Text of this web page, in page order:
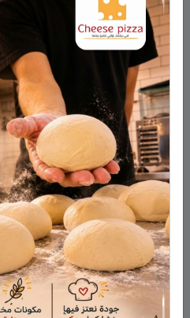
التحصينات على طول الحدود
وفاة المأسوف على شبابه
شمس
وفاة السيدة أم صالح
حين لا تكون المشكلة في
التّعلّم والوعي ولغة المعلّم
هذا الأسبوع: لا تفوّتوا
للهندسيين – 13/8/2026
أحدث
فارس حمد علىهل أصبح
نتخلص منها بعد استعمالها؟
نبيه عويداتعلى
جمعية نحالي الحرمون